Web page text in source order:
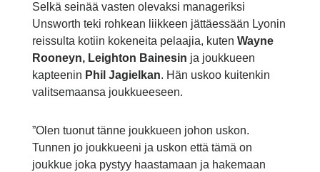
Selkä seinää vasten olevaksi manageriksi
Unsworth teki rohkean liikkeen jättäessään Lyonin
reissulta kotiin kokeneita pelaajia, kuten Wayne
Rooneyn, Leighton Bainesin ja joukkueen
kapteenin Phil Jagielkan. Hän uskoo kuitenkin
valitsemaansa joukkueeseen.
”Olen tuonut tänne joukkueen johon uskon.
Tunnen jo joukkueeni ja uskon että tämä on
joukkue joka pystyy haastamaan ja hakemaan